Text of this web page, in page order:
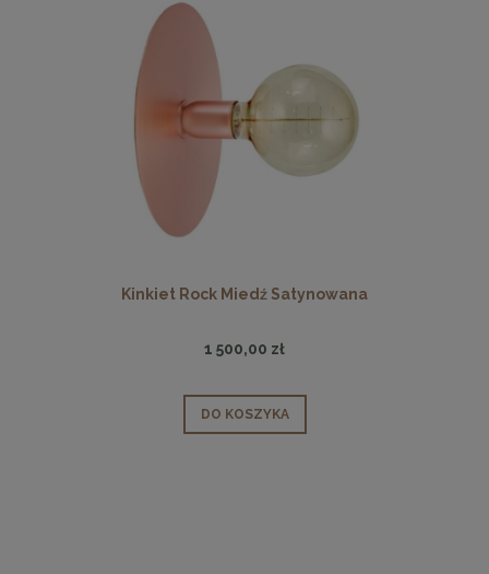
Kinkiet Rock Miedź Satynowana
1 500,00 zł
DO KOSZYKA